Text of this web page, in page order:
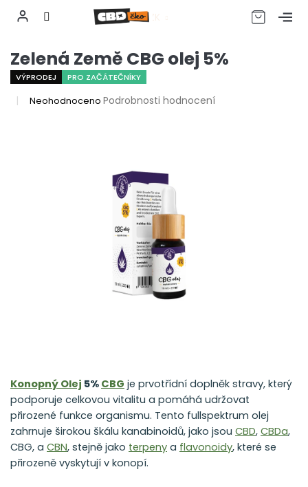
na
obsah
CZK
Zelená Země CBG olej 5%
VÝPRODEJ PRO ZAČÁTEČNÍKY
Průměrné
Neohodnoceno Podrobnosti hodnocení
Konopný Olej 5% CBG je prvotřídní doplněk stravy, který
podporuje celkovou vitalitu a pomáhá udržovat
přirozené funkce organismu. Tento fullspektrum olej
zahrnuje širokou škálu kanabinoidů, jako jsou CBD, CBDa,
CBG, a CBN, stejně jako terpeny a flavonoidy, které se
přirozeně vyskytují v konopí.